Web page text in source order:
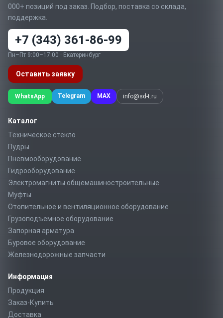
000+ позиций под заказ. Подбор, поставка со склада,
поддержка.
+7 (343) 361-86-99
Пн–Пт 9:00–17:00 · Екатеринбург
Оставить заявку
WhatsApp Telegram MAX info@sd-t.ru
Каталог
Техническое стекло
Пудры
Пневмооборудование
Гидрооборудование
Электромагниты общемашиностроительные
Муфты
Отопительное и вентиляционное оборудование
Грузоподъемное оборудование
Запорная арматура
Буровое оборудование
Железнодорожные запчасти
Информация
Продукция
Заказ-Купить
Доставка